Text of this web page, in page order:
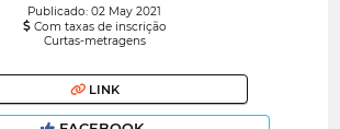
Publicado: 02 May 2021
Com taxas de inscrição
Curtas-metragens
LINK